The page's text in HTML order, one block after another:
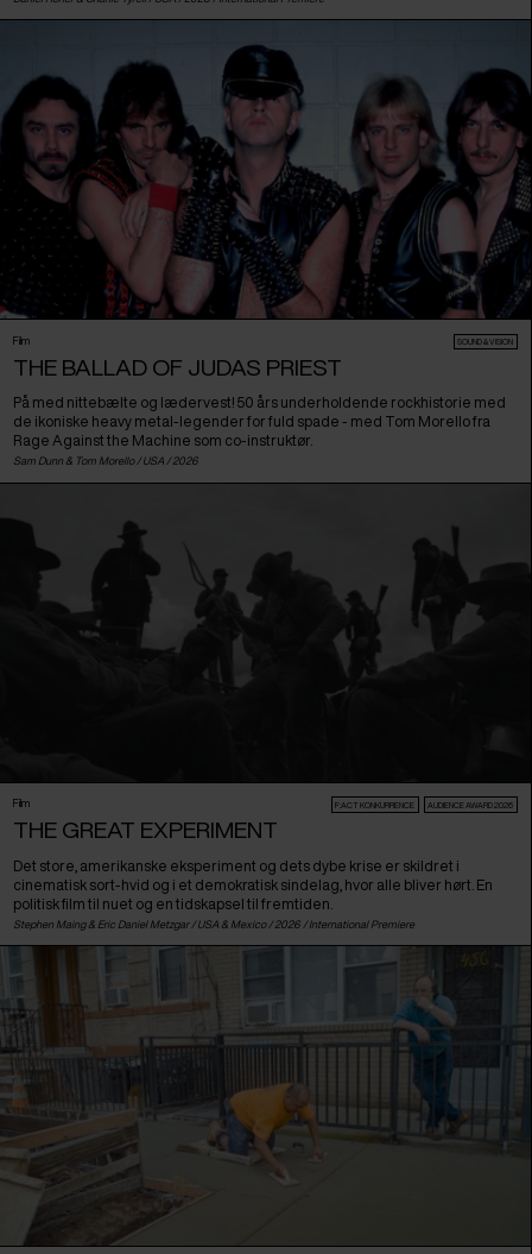
Film SOUND & VISION
THE BALLAD OF JUDAS PRIEST
På med nittebælte og lædervest! 50 års underholdende rockhistorie med
de ikoniske heavy metal-legender for fuld spade - med Tom Morello fra
Rage Against the Machine som co-instruktør.
Sam Dunn & Tom Morello / USA / 2026
Film F:ACT KONKURRENCE AUDIENCE AWARD 2026
THE GREAT EXPERIMENT
Det store, amerikanske eksperiment og dets dybe krise er skildret i
cinematisk sort-hvid og i et demokratisk sindelag, hvor alle bliver hørt. En
politisk film til nuet og en tidskapsel til fremtiden.
Stephen Maing & Eric Daniel Metzgar / USA & Mexico/ 2026 / International Premiere